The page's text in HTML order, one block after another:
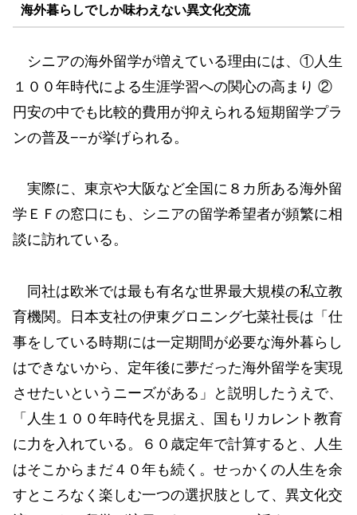
海外暮らしでしか味わえない異文化交流
シニアの海外留学が増えている理由には、①人生
１００年時代による生涯学習への関心の高まり ②
円安の中でも比較的費用が抑えられる短期留学プラ
ンの普及−−が挙げられる。
実際に、東京や大阪など全国に８カ所ある海外留
学ＥＦの窓口にも、シニアの留学希望者が頻繁に相
談に訪れている。
同社は欧米では最も有名な世界最大規模の私立教
育機関。日本支社の伊東グロニング七菜社長は「仕
事をしている時期には一定期間が必要な海外暮らし
はできないから、定年後に夢だった海外留学を実現
させたいというニーズがある」と説明したうえで、
「人生１００年時代を見据え、国もリカレント教育
に力を入れている。６０歳定年で計算すると、人生
はそこからまだ４０年も続く。せっかくの人生を余
すところなく楽しむ一つの選択肢として、異文化交